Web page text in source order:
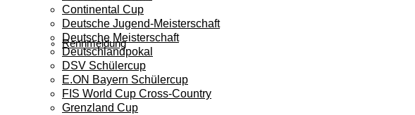
Rennmeldung
Continental Cup
Deutsche Jugend-Meisterschaft
Deutsche Meisterschaft
Deutschlandpokal
DSV Schülercup
E.ON Bayern Schülercup
FIS World Cup Cross-Country
Grenzland Cup